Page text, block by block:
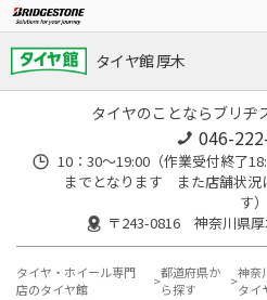
タイヤ館 厚木
タイヤのことならブリヂ
046-
10：30～19:00（作業受付終了
までとなります また店舗状況
す）
〒243-0816 神奈川県厚
タイヤ・ホイール専門
店のタイヤ館
都道府県か
ら探す
神奈
タイ